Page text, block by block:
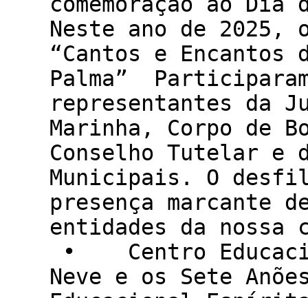
Neste ano de 2025,
“Cantos e Encantos
Palma”
representantes
Marinha, Corpo de
Conselho Tutelar e
Municipais. O
presença marcante
entidades da
• Centro
Neve e os Sete